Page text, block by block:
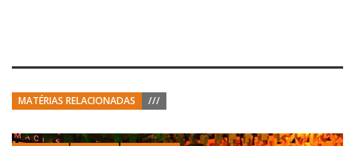
MATÉRIAS RELACIONADAS ///